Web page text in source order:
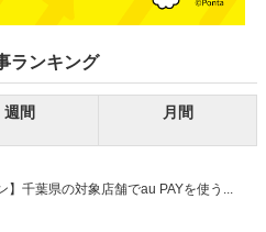
ランキング
週間 月間
】千葉県の対象店舗でau PAYを使う...